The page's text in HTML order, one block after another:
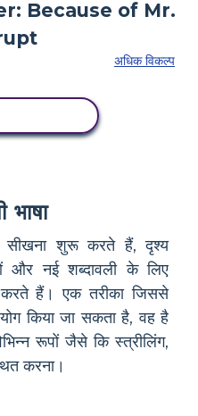
अधिक विकल्प
भाषा
सीखना शुरू करते हैं, दृश्य
और नई शब्दावली के लिए
हैं। एक तरीका जिससे
किया जा सकता है, वह है
रूपों जैसे कि स्त्रीलिंग,
करना।